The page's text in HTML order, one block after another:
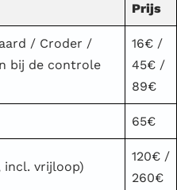
Prijs
/ Croder /
bij de controle
16€ /
45€ /
89€
65€
incl. vrijloop)
120€ /
260€